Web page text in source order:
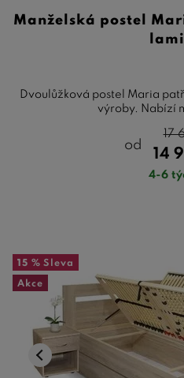
Manželská postel
Dvoulůžková postel Maria
výroby. Nabízí
od
14
17
4-6
15 % Sleva
Akce